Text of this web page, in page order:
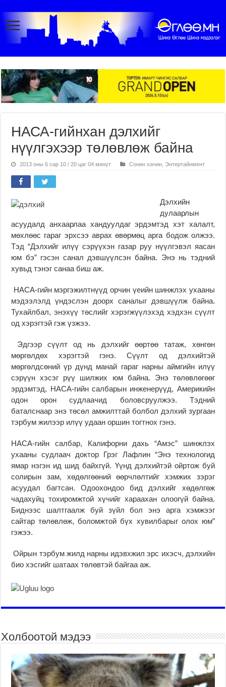
НАСА-гийнхан дэлхийг
нүүлгэхээр төлөвлөж байна
2013 оны 6 сар 10 / 20 цаг 04 минут Сонин хачин Энтертайнмент
Дэлхийн
дулаарлын
асуудалд анхаарлаа хандуулдаг эрдэмтэд хэт халалт,
мөхлөөс гараг эрхсээ аврах өвөрмөц арга бодож олжээ.
Тэд “Дэлхийг илүү сэрүүхэн газар руу нүүлгэвэл яасан
юм бэ” гэсэн санал дэвшүүлсэн байна. Энэ нь тэдний
хувьд тэнэг санаа биш аж.
НАСА-гийн мэргэжилтнүүд орчин үеийн шинжлэх ухааны
мэдээлэлд үндэслэн доорх саналыг дэвшүүлж байна.
Тухайлбал, энэхүү төслийг хэрэгжүүлэхэд хэдхэн сүүлт
од хэрэгтэй гэж үзжээ.
Эдгээр сүүлт од нь дэлхийг өөртөө татаж, хөнгөн
мөргөлдөх хэрэгтэй гэнэ. Сүүлт од дэлхийтэй
мөргөлдсөний үр дүнд манай гараг нарны аймгийн илүү
сэрүүн хэсэг рүү шилжих юм байна. Энэ төлөвлөгөөг
эрдэмтэд, НАСА-гийн салбарын инженерүүд, Америкийн
одон орон судлаачид боловсруулжээ. Тэдний
баталснаар энэ төсөл амжилттай болбол дэлхий зургаан
тэрбум жилээр илүү удаан оршин тогтнох гэнэ.
НАСА-гийн салбар, Калифорни дахь “Амэс” шинжлэх
ухааны судлаач доктор Грэг Лафлин “Энэ технологид
ямар нэгэн ид шид байхгүй. Үүнд дэлхийтэй ойртож буй
солирын зам, хөдөлгөөний өөрчлөлтийг хэмжих зэрэг
асуудал багтсан. Одоохондоо бид дэлхийг хөдөлгөж
чадахуйц тохиромжтой хүчийг хараахан олоогүй байна.
Биднээс шалтгаалж буй зүйл бол энэ арга хэмжээг
сайтар төлөвлөж, боломжтой бүх хувилбарыг олох юм”
гэжээ.
Ойрын тэрбум жилд нарны идэвхжил эрс ихэсч, дэлхийн
био хэсгийг шатаах төлөвтэй байгаа аж.
Холбоотой мэдээ